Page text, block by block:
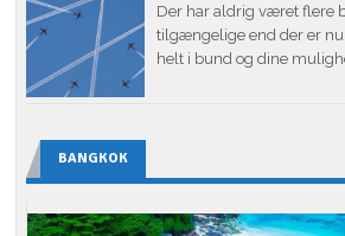
Der har aldrig været flere
tilgængelige end der er
helt i bund og dine
BANGKOK